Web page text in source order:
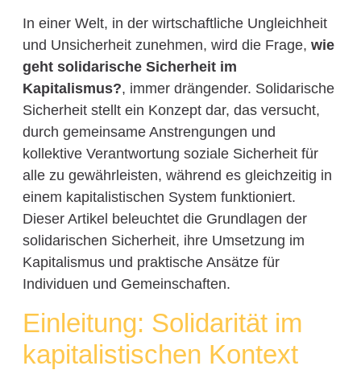
In einer Welt, in der wirtschaftliche Ungleichheit
und Unsicherheit zunehmen, wird die Frage, wie
geht solidarische Sicherheit im
Kapitalismus?, immer drängender. Solidarische
Sicherheit stellt ein Konzept dar, das versucht,
durch gemeinsame Anstrengungen und
kollektive Verantwortung soziale Sicherheit für
alle zu gewährleisten, während es gleichzeitig in
einem kapitalistischen System funktioniert.
Dieser Artikel beleuchtet die Grundlagen der
solidarischen Sicherheit, ihre Umsetzung im
Kapitalismus und praktische Ansätze für
Individuen und Gemeinschaften.
Einleitung: Solidarität im
kapitalistischen Kontext